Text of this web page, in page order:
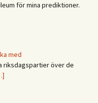
för mina prediktioner.
med
riksdagspartier över de